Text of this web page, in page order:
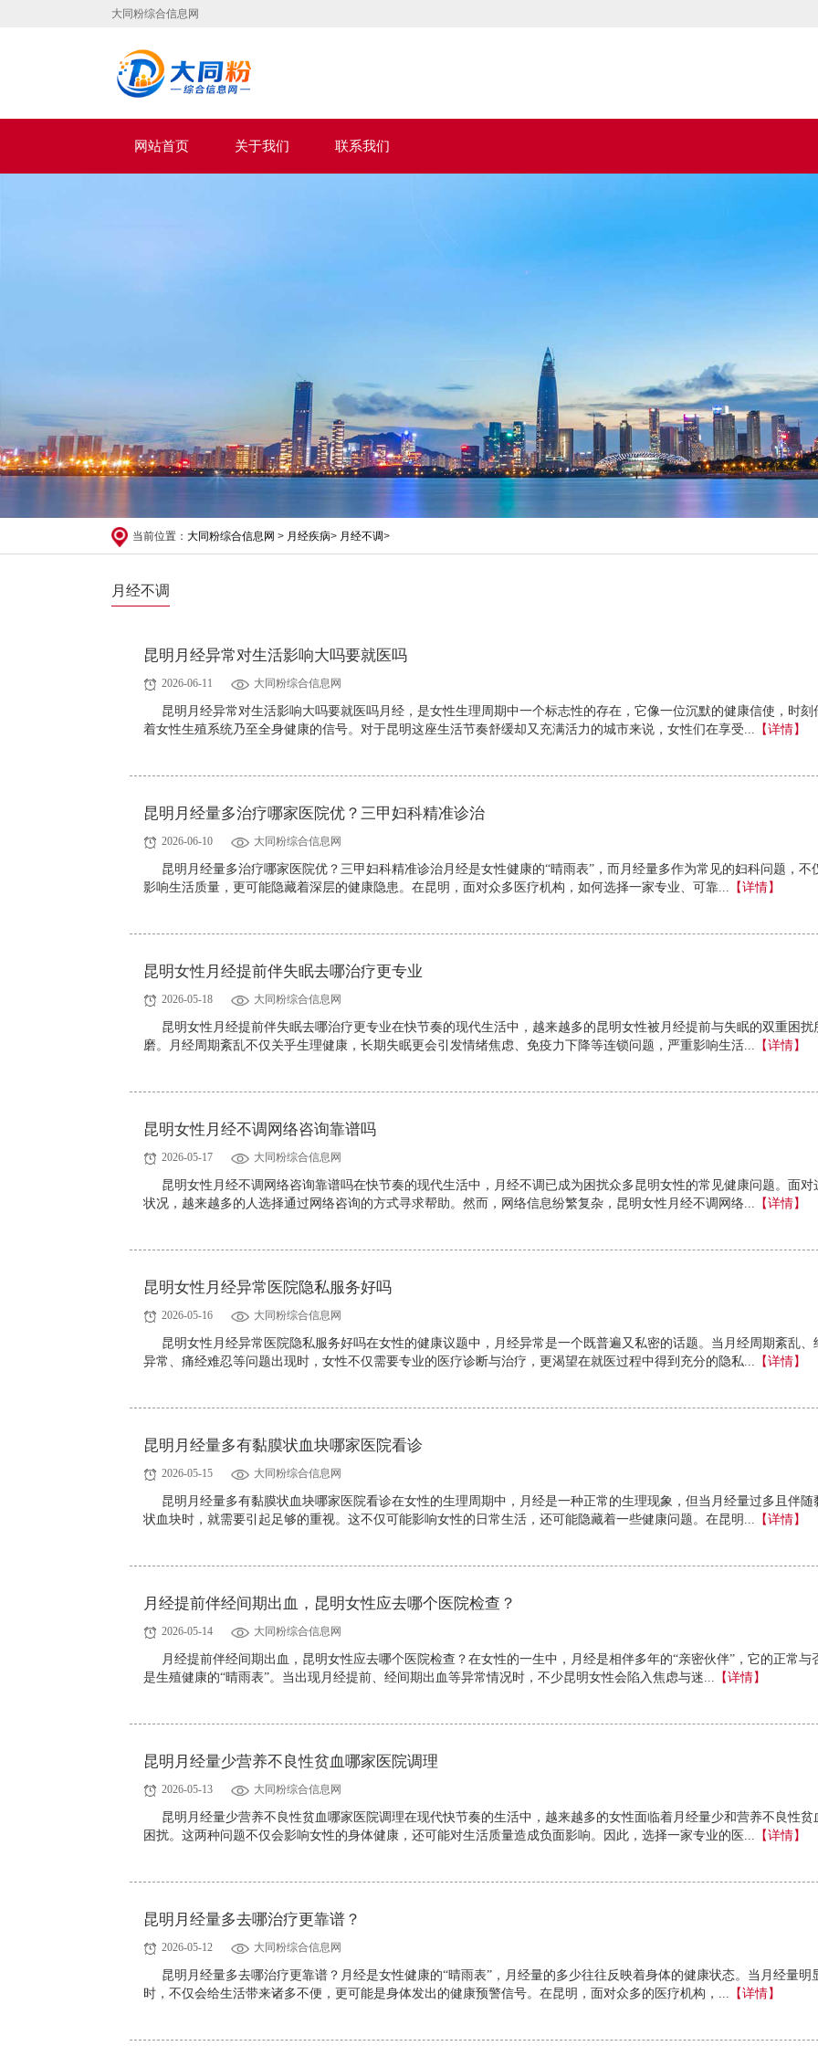
大同粉综合信息网
网站首页 关于我们 联系我们
当前位置： 大同粉综合信息网 > 月经疾病> 月经不调>
月经不调
昆明月经异常对生活影响大吗要就医吗
2026-06-11 大同粉综合信息网
昆明月经异常对生活影响大吗要就医吗月经，是女性生理周期中一个标志性的存在，它像一位沉默的健康信使，时刻
着女性生殖系统乃至全身健康的信号。对于昆明这座生活节奏舒缓却又充满活力的城市来说，女性们在享受... 【详情】
昆明月经量多治疗哪家医院优？三甲妇科精准诊治
2026-06-10 大同粉综合信息网
昆明月经量多治疗哪家医院优？三甲妇科精准诊治月经是女性健康的“晴雨表”，而月经量多作为常见的妇科问题，不
影响生活质量，更可能隐藏着深层的健康隐患。在昆明，面对众多医疗机构，如何选择一家专业、可靠... 【详情】
昆明女性月经提前伴失眠去哪治疗更专业
2026-05-18 大同粉综合信息网
昆明女性月经提前伴失眠去哪治疗更专业在快节奏的现代生活中，越来越多的昆明女性被月经提前与失眠的双重困扰
磨。月经周期紊乱不仅关乎生理健康，长期失眠更会引发情绪焦虑、免疫力下降等连锁问题，严重影响生活... 【详情】
昆明女性月经不调网络咨询靠谱吗
2026-05-17 大同粉综合信息网
昆明女性月经不调网络咨询靠谱吗在快节奏的现代生活中，月经不调已成为困扰众多昆明女性的常见健康问题。面对
状况，越来越多的人选择通过网络咨询的方式寻求帮助。然而，网络信息纷繁复杂，昆明女性月经不调网络... 【详情】
昆明女性月经异常医院隐私服务好吗
2026-05-16 大同粉综合信息网
昆明女性月经异常医院隐私服务好吗在女性的健康议题中，月经异常是一个既普遍又私密的话题。当月经周期紊乱、
异常、痛经难忍等问题出现时，女性不仅需要专业的医疗诊断与治疗，更渴望在就医过程中得到充分的隐私... 【详情】
昆明月经量多有黏膜状血块哪家医院看诊
2026-05-15 大同粉综合信息网
昆明月经量多有黏膜状血块哪家医院看诊在女性的生理周期中，月经是一种正常的生理现象，但当月经量过多且伴随
状血块时，就需要引起足够的重视。这不仅可能影响女性的日常生活，还可能隐藏着一些健康问题。在昆明... 【详情】
月经提前伴经间期出血，昆明女性应去哪个医院检查？
2026-05-14 大同粉综合信息网
月经提前伴经间期出血，昆明女性应去哪个医院检查？在女性的一生中，月经是相伴多年的“亲密伙伴”，它的正常与
是生殖健康的“晴雨表”。当出现月经提前、经间期出血等异常情况时，不少昆明女性会陷入焦虑与迷... 【详情】
昆明月经量少营养不良性贫血哪家医院调理
2026-05-13 大同粉综合信息网
昆明月经量少营养不良性贫血哪家医院调理在现代快节奏的生活中，越来越多的女性面临着月经量少和营养不良性贫
困扰。这两种问题不仅会影响女性的身体健康，还可能对生活质量造成负面影响。因此，选择一家专业的医... 【详情】
昆明月经量多去哪治疗更靠谱？
2026-05-12 大同粉综合信息网
昆明月经量多去哪治疗更靠谱？月经是女性健康的“晴雨表”，月经量的多少往往反映着身体的健康状态。当月经量明
时，不仅会给生活带来诸多不便，更可能是身体发出的健康预警信号。在昆明，面对众多的医疗机构，... 【详情】